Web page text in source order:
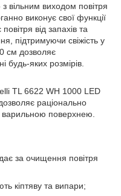
вільним виходом повітря
виконує свої функції
від запахів та
підтримуючи свіжість у
см дозволяє
будь-яких розмірів.
TL 6622 WH 1000 LED
раціонально
варильною поверхнею.
за очищення повітря
кіптяву та випари;